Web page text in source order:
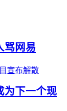
骂网易
宣布解散
为下一个现